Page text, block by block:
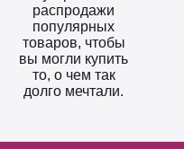
распродажи
популярных
товаров, чтобы
вы могли купить
то, о чем так
долго мечтали.